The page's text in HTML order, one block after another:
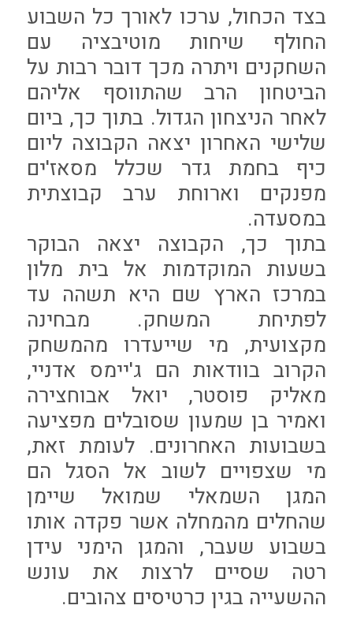
בצד הכחול, ערכו לאורך כל השבוע
החולף שיחות מוטיבציה עם
השחקנים ויתרה מכך דובר רבות על
הביטחון הרב שהתווסף אליהם
לאחר הניצחון הגדול. בתוך כך, ביום
שלישי האחרון יצאה הקבוצה ליום
כיף בחמת גדר שכלל מסאז'ים
מפנקים וארוחת ערב קבוצתית
במסעדה.
בתוך כך, הקבוצה יצאה הבוקר
בשעות המוקדמות אל בית מלון
במרכז הארץ שם היא תשהה עד
לפתיחת המשחק. מבחינה
מקצועית, מי שייעדרו מהמשחק
הקרוב בוודאות הם ג'יימס אדניי,
מאליק פוסטר, יואל אבוחצירה
ואמיר בן שמעון שסובלים מפציעה
בשבועות האחרונים. לעומת זאת,
מי שצפויים לשוב אל הסגל הם
המגן השמאלי שמואל שיימן
שהחלים מהמחלה אשר פקדה אותו
בשבוע שעבר, והמגן הימני עידן
רטה שסיים לרצות את עונש
ההשעייה בגין כרטיסים צהובים.